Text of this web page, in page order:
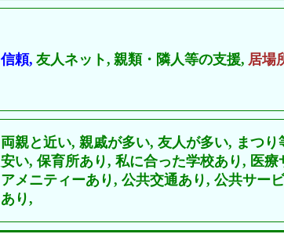
信頼, 友人ネット, 親類・隣人等の支援, 居場
両親と近い, 親戚が多い, 友人が多い, まつり
安い, 保育所あり, 私に合った学校あり, 医療
アメニティーあり, 公共交通あり, 公共サー
あり,